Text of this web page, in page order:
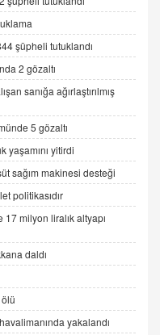
da Ziyaret Etse...
Vurulan Şamar:
Yürüyoruz"
şüpheli tutuklandı
2 gözaltı
sanığa ağırlaştırılmış
5 gözaltı
yaşamını yitirdi
sağım makinesi desteği
politikasıdır
milyon liralık altyapı
daldı
yakalandı